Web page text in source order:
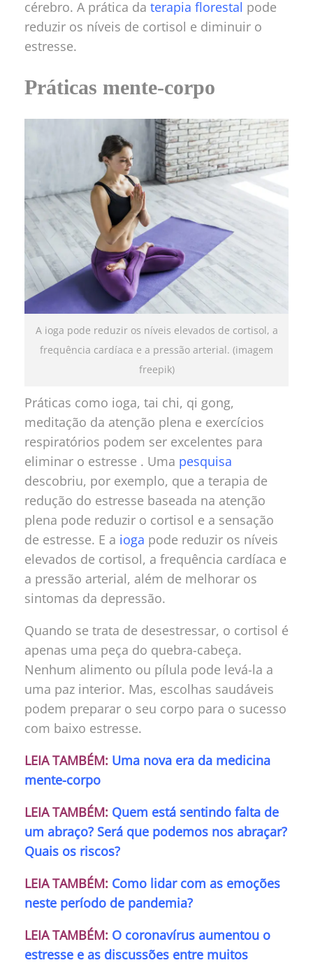
cérebro. A prática da terapia florestal pode
reduzir os níveis de cortisol e diminuir o
estresse.
Práticas mente-corpo
A ioga pode reduzir os níveis elevados de cortisol, a
frequência cardíaca e a pressão arterial. (imagem
freepik)
Práticas como ioga, tai chi, qi gong,
meditação da atenção plena e exercícios
respiratórios podem ser excelentes para
eliminar o estresse . Uma pesquisa
descobriu, por exemplo, que a terapia de
redução do estresse baseada na atenção
plena pode reduzir o cortisol e a sensação
de estresse. E a ioga pode reduzir os níveis
elevados de cortisol, a frequência cardíaca e
a pressão arterial, além de melhorar os
sintomas da depressão.
Quando se trata de desestressar, o cortisol é
apenas uma peça do quebra-cabeça.
Nenhum alimento ou pílula pode levá-la a
uma paz interior. Mas, escolhas saudáveis
podem preparar o seu corpo para o sucesso
com baixo estresse.
LEIA TAMBÉM: Uma nova era da medicina
mente-corpo
LEIA TAMBÉM: Quem está sentindo falta de
um abraço? Será que podemos nos abraçar?
Quais os riscos?
LEIA TAMBÉM: Como lidar com as emoções
neste período de pandemia?
LEIA TAMBÉM: O coronavírus aumentou o
estresse e as discussões entre muitos